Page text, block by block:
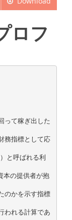
ロフ
って稼ぎ出した
務指標として応
と呼ばれる利
本の提供者が抱
のかを示す指標
われる計算であ